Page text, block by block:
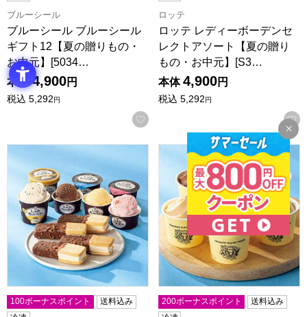
ブルーシール
ブルーシール ブルーシール
ギフト12【夏の贈りもの・
お中元】[5034…
本体 4,900円
税込 5,292円
お気に入りに登録する
ロッテ
ロッテ レディーボーデンセ
レクトアソート【夏の贈り
もの・お中元】[S3…
本体 4,900円
税込 5,292円
ロッテ レディーボーデン＆ガーナ【夏の贈りもの・お中元
100ボーナスポイント
送料込み
信州蓼科山麓 長門牧場 牧場
200ボーナスポイント
送料込み